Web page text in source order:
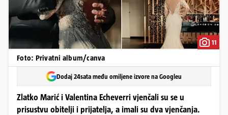
11
Foto: Privatni album/canva
Dodaj 24sata među omiljene izvore na Googleu
Zlatko Marić i Valentina Echeverri vjenčali su se u
prisustvu obitelji i prijatelja, a imali su dva vjenčanja.